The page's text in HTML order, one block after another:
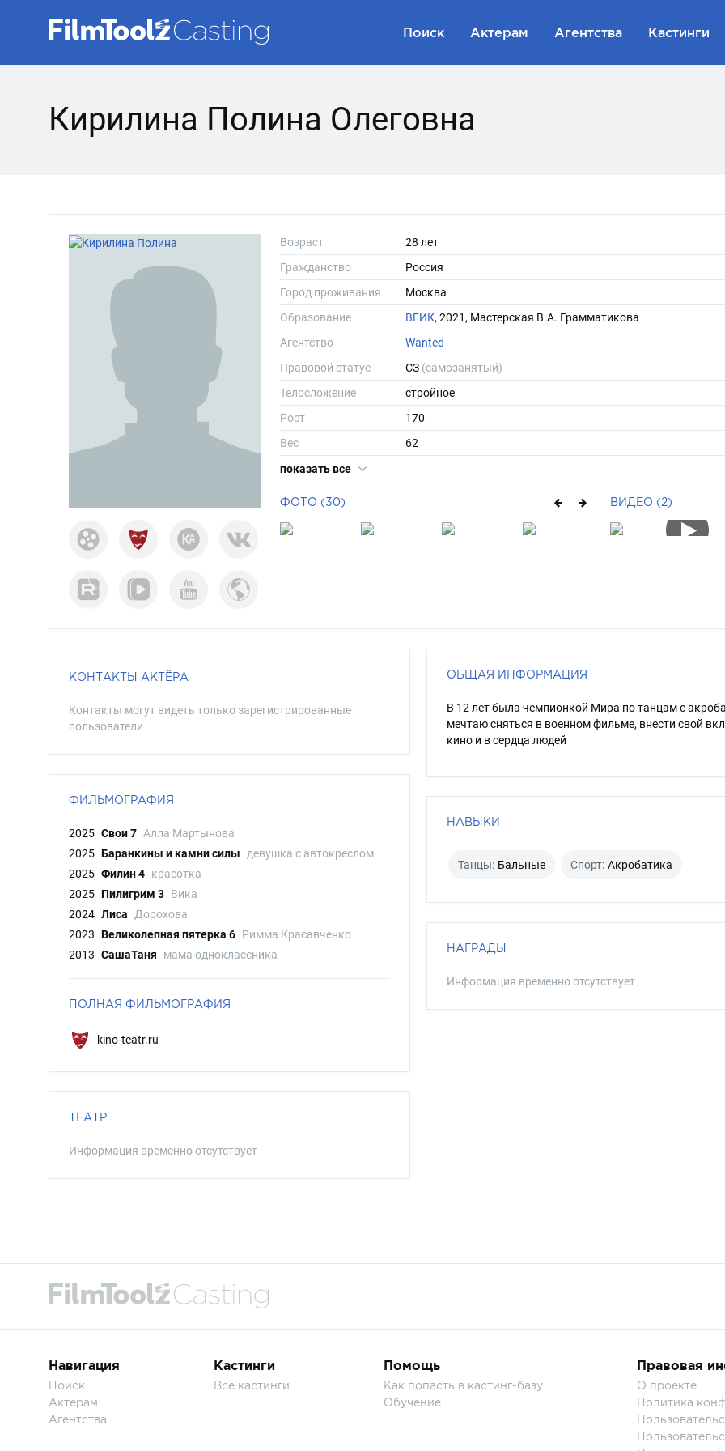
Поиск Актерам Агентства Кастинги
Кирилина Полина Олеговна
Возраст
28 лет
Гражданство
Россия
Город проживания
Москва
Образование
ВГИК, 2021, Мастерская В.А. Грамматикова
Агентство
Wanted
Правовой статус
СЗ (самозанятый)
Телосложение
стройное
Рост
170
Вес
62
Размер одежды
показать все
ФОТО (30) ВИДЕО (2)
КОНТАКТЫ АКТЁРА
Контакты могут видеть только зарегистрированные
пользователи
ФИЛЬМОГРАФИЯ
2025 Свои 7 Алла Мартынова
2025 Баранкины и камни силы
девушка с автокреслом
2025 Филин 4 красотка
2025 Пилигрим 3 Вика
2024 Лиса
Дорохова
2023 Великолепная пятерка 6 Римма Красавченко
2013 СашаТаня мама одноклассника
ПОЛНАЯ ФИЛЬМОГРАФИЯ
kino-teatr.ru
ТЕАТР
Информация временно отсутствует
ОБЩАЯ ИНФОРМАЦИЯ
В 12 лет была чемпионкой Мира по танцам с
мечтаю сняться в военном фильме, внести свой
кино и в сердца людей
НАВЫКИ
Танцы: Бальные Спорт: Акробатика
НАГРАДЫ
Информация временно отсутствует
Навигация
Поиск
Актерам
Агентства
Кастинги
Все кастинги
Помощь
Как попасть в кастинг-базу
Обучение
Правовая
О проекте
Политика